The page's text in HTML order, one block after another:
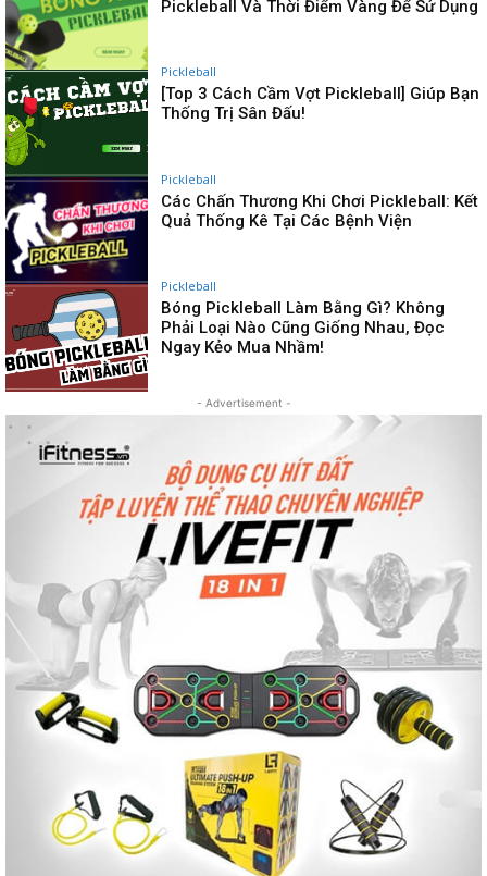
Pickleball Và Thời Điểm Vàng Để Sử Dụng
Pickleball
[Top 3 Cách Cầm Vợt Pickleball] Giúp Bạn
Thống Trị Sân Đấu!
Pickleball
Các Chấn Thương Khi Chơi Pickleball: Kết
Quả Thống Kê Tại Các Bệnh Viện
Pickleball
Bóng Pickleball Làm Bằng Gì? Không
Phải Loại Nào Cũng Giống Nhau, Đọc
Ngay Kẻo Mua Nhầm!
- Advertisement -